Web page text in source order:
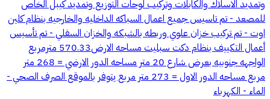
وتمديد الاسلاك والكابلات وتركيب لوحات التوزيع وتمديد كيبل الخاص
للمصعد - تم تاسيس جميع اعمال السباكه الداخليه والخارجيه بنظام كلين
اوت - تم تركيب خزان علوي وربطه بالشبكه والخزان السفلي - تم تأسيس
أعمال التكييف بنظام دكت سبليت مساحه الارض570.33 مترمربع
الواجهه جنوبيه بعرض شارع 20 متر مساحه الدور الارضي = 268 متر
مربع مساحه الدور الاول = 273 متر مربع يتوفر بالموقع الصرف الصحي -
الماء - الكهرباء